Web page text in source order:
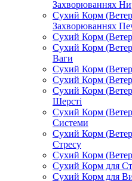
Захворюваннях
Сухий Корм
Захворюваннях
Сухий Корм
Сухий Корм
Ваги
Сухий Корм
Сухий Корм
Сухий Корм
Шерсті
Сухий Корм
Системи
Сухий Корм
Стресу
Сухий Корм
Сухий Корм для
Сухий Корм для